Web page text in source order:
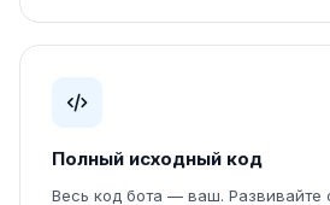
Полный исходный код
Весь код бота — ваш. Развивайте